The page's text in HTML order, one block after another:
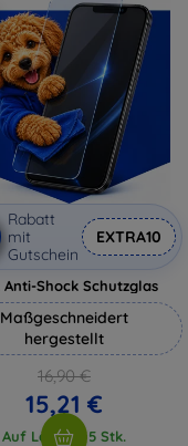
Rabatt
mit
Gutschein
EXTRA10
Anti-Shock Schutzglas
Maßgeschneidert
hergestellt
16,90 €
15,21 €
Auf Lager > 5 Stk.